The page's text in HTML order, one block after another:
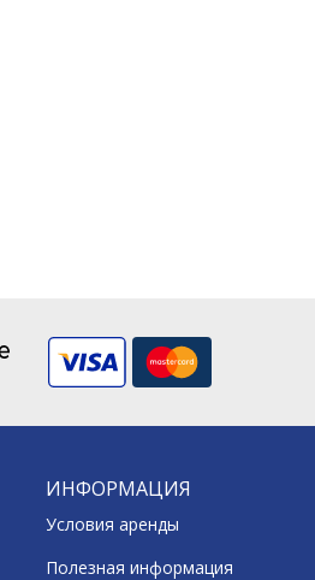
ИНФОРМАЦИЯ
Условия аренды
Полезная информация